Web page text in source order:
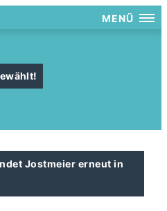
MENÜ
Jostmeier erneut in